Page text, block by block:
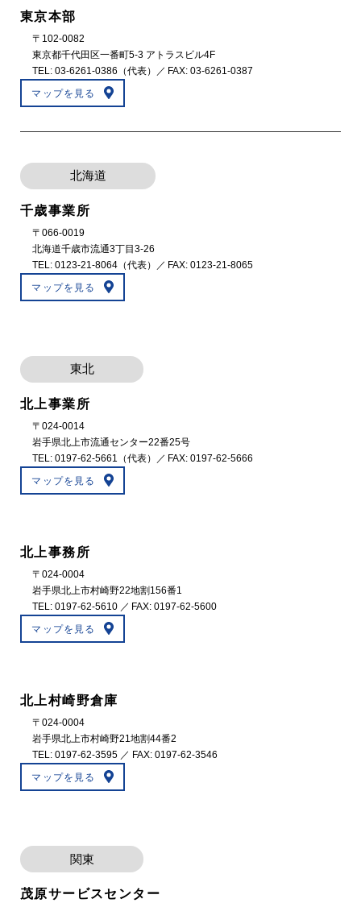
東京本部
〒102-0082
東京都千代田区一番町5-3 アトラスビル4F
TEL: 03-6261-0386 （代表）／ FAX: 03-6261-0387
マップを見る
北海道
千歳事業所
〒066-0019
北海道千歳市流通3丁目3-26
TEL: 0123-21-8064 （代表）／ FAX: 0123-21-8065
マップを見る
東北
北上事業所
〒024-0014
岩手県北上市流通センター22番25号
TEL: 0197-62-5661 （代表）／ FAX: 0197-62-5666
マップを見る
北上事務所
〒024-0004
岩手県北上市村崎野22地割156番1
TEL: 0197-62-5610 ／ FAX: 0197-62-5600
マップを見る
北上村崎野倉庫
〒024-0004
岩手県北上市村崎野21地割44番2
TEL: 0197-62-3595 ／ FAX: 0197-62-3546
マップを見る
関東
茂原サービスセンター